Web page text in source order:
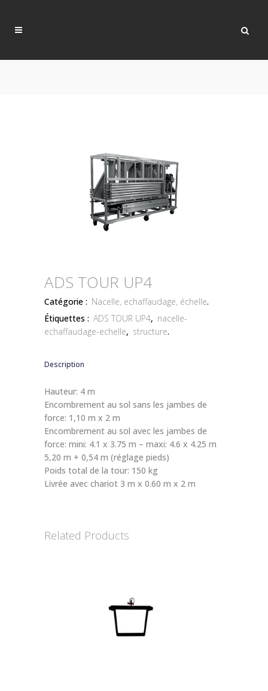
ADS TOUR UP4
Catégorie : Nacelle, echaffaudage, échelle.
Étiquettes : ADS TOUR UP4, nacelle-
echaffaudage-echelle, structure.
Description
Hauteur: 4 m
Encombrement au sol sans les jambes de
force: 1,10 m x 2 m
Encombrement au sol avec les jambes de
force: mini: 4.1 x 3.75 m – maxi: 4.6 x 4.25 m
5,20 m + 0,54 m (réglage pieds)
Poids total de la tour: 150 kg
Livrée avec chariot 3 m x 0.60 m x 2 m
Related Products